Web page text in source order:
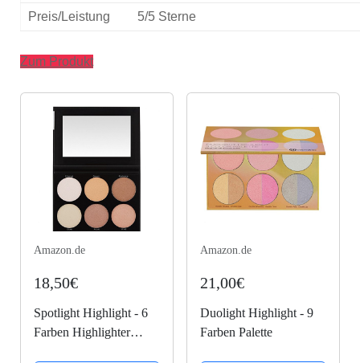
Preis/Leistung 5/5 Sterne
Zum Produkt
Amazon.de
18,50€
Spotlight Highlight - 6
Farben Highlighter
Amazon.de
21,00€
Duolight Highlight - 9
Farben Palette